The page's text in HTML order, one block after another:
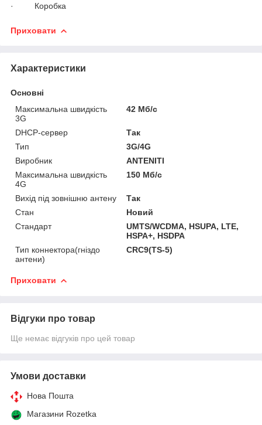
· Коробка
Приховати
Характеристики
Основні
Максимальна швидкість
3G
42 Мб/с
DHCP-сервер
Так
Тип
3G/4G
Виробник
ANTENITI
Максимальна швидкість
4G
150 Мб/с
Вихід під зовнішню антену
Так
Стан
Новий
Стандарт
UMTS/WCDMA, HSUPA, LTE,
HSPA+, HSDPA
Тип коннектора(гніздо
антени)
CRC9(TS-5)
Приховати
Відгуки про товар
Ще немає відгуків про цей товар
Умови доставки
Нова Пошта
Магазини Rozetka